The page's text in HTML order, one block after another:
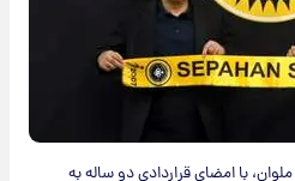
با امضای قراردادی دو ساله به